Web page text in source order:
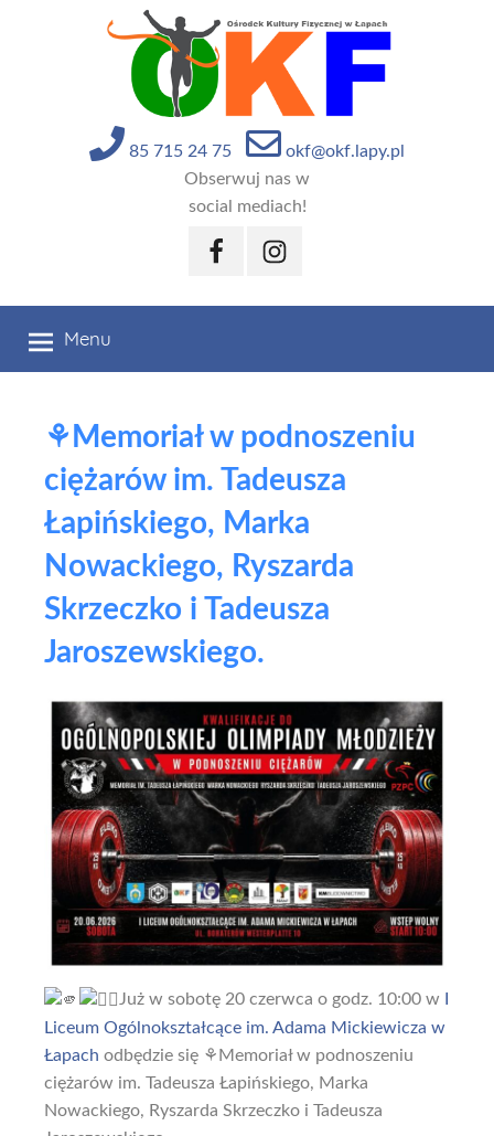
85 715 24 75
okf@okf.lapy.pl
Obserwuj nas w
social mediach!
FacebookInstagram
Menu
⚘️Memoriał w podnoszeniu
ciężarów im. Tadeusza
Łapińskiego, Marka
Nowackiego, Ryszarda
Skrzeczko i Tadeusza
Jaroszewskiego.
Już w sobotę 20 czerwca o godz. 10:00 w
Liceum Ogólnokształcące im. Adama Mickiewicza w
Łapach odbędzie się ⚘️Memoriał w podnoszeniu
ciężarów im. Tadeusza Łapińskiego, Marka
Nowackiego, Ryszarda Skrzeczko i Tadeusza